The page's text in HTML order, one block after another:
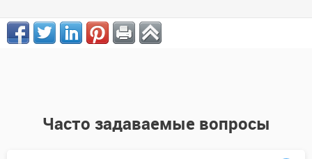
Часто задаваемые вопросы